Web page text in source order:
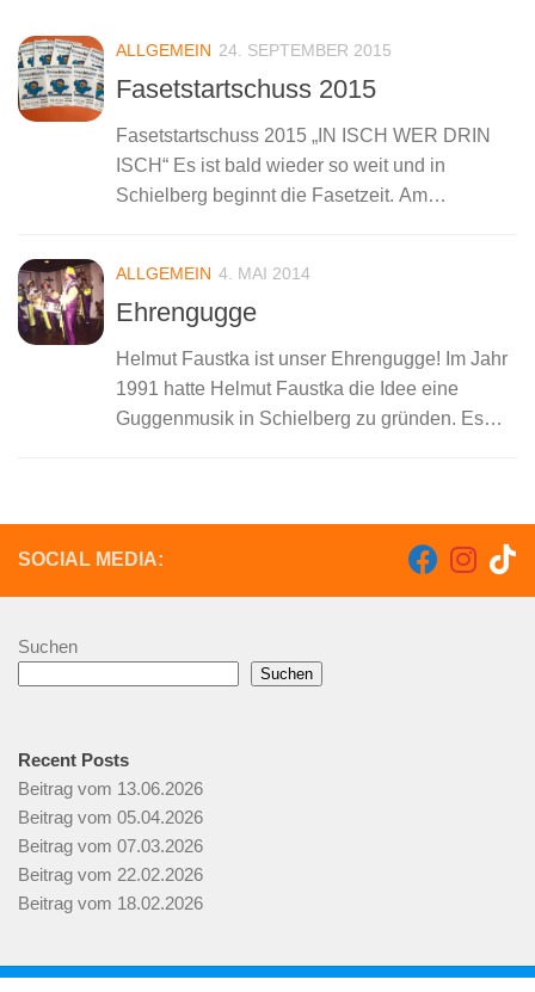
ALLGEMEIN 24. SEPTEMBER 2015
Fasetstartschuss 2015
Fasetstartschuss 2015 „IN ISCH WER DRIN
ISCH“ Es ist bald wieder so weit und in
Schielberg beginnt die Fasetzeit. Am
Blaumeisen. Also...
ALLGEMEIN 4. MAI 2014
Ehrengugge
Helmut Faustka ist unser Ehrengugge! Im Jahr
1991 hatte Helmut Faustka die Idee eine
Guggenmusik in Schielberg zu gründen. Es
SOCIAL MEDIA:
Suchen
Suchen
Recent Posts
Beitrag vom 13.06.2026
Beitrag vom 05.04.2026
Beitrag vom 07.03.2026
Beitrag vom 22.02.2026
Beitrag vom 18.02.2026